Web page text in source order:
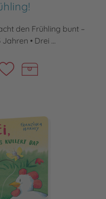
den Frühling bunt –
• Drei ...